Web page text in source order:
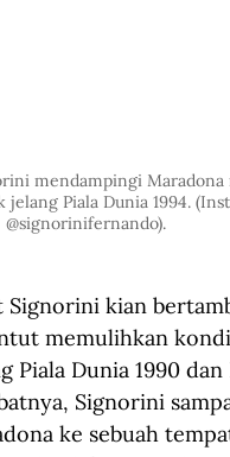
mendampingi Maradona
jelang Piala Dunia 1994.
@signorinifernando).
Signorini kian
memulihkan
Piala Dunia 1990 dan
Signorini
ke sebuah